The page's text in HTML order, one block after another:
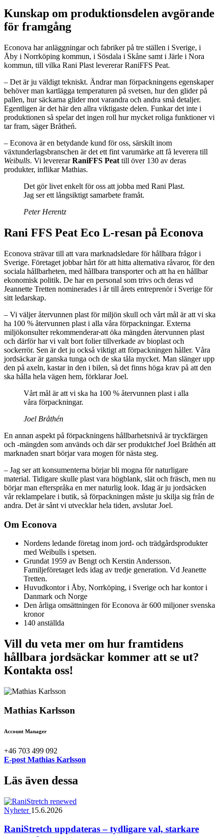
Kunskap om produktionsdelen avgörande
för framgång
Econova har anläggningar och fabriker på tre ställen i Sverige, i
Åby i Norrköping kommun, i Sösdala i Skåne samt i Järle i Nora
kommun, till vilka Rani Plast levererar RaniFFS Peat.
– Det är ju väldigt tekniskt. Ändrar man förpackningens egenskaper
behöver man kartlägga temperaturen på svetsen, hur den glider på
pallen, hur säckarna glider mot varandra och andra små detaljer.
Egentligen är det här den allra viktigaste delen. Funkar det inte i
produktionen så spelar det ingen roll hur mycket roliga funktioner vi
tar fram, säger Bråtheń.
– Econova är en betydande kund för oss, särskilt inom
växtunderlagsbranschen är det ett fint varumärke att få leverera till
Weibulls. Vi levererarRaniFFS Peat till över 130 av deras
produkter, inflikar Mathias.
Det gör livet enkelt för oss att jobba med Rani Plast.
Jag ser ett långsiktigt samarbete framåt.
Peter Herentz
Rani FFS Peat Eco L-resan på Econova
Econova strävar till att vara marknadsledare för hållbara frågor i
Sverige. Företaget jobbar hårt för att hitta alternativa råvaror, för den
sociala hållbarheten, med hållbara transporter och att ha en hållbar
ekonomisk politik. De har en personal som trivs och deras vd
Jeannette Tretten nominerades i år till årets entreprenör i Sverige för
sitt ledarskap.
– Vi väljer återvunnen plast för miljön skull och vårt mål är att vi ska
ha 100 % återvunnen plast i alla våra förpackningar. Externa
miljökonsulter rekommenderar att öka mängden återvunnen plast
och därför har vi valt bort folier tillverkade av bioplast och
sockerrör. Sen är det ju också viktigt att förpackningen håller. Våra
jordsäckar är ganska tunga och de ska tåla mycket. Man slänger upp
den på axeln, kastar in den i bilen, så det finns höga krav på att den
ska hålla hela vägen hem, förklarar Joel.
Vårt mål är att vi ska ha 100 % återvunnen plast i alla
våra förpackningar.
Joel Bråthén
En annan aspekt på förpackningens hållbarhetsnivå är tryckfärgen
och -mängden som används och där ser produktchef Joel Bråthén att
marknaden snart börjar vara mogen för nästa steg.
– Jag ser att konsumenterna börjar bli mogna för naturligare
material. Tidigare skulle plast vara högblank, slät och fräsch, men nu
börjar man efterspråka en mer naturlig look. Idag är ju jordsäcken
vår reklampelare i butik, så förpackningen måste ju skilja sig från de
andra. Det är sånt vi utvecklar hela tiden, avslutar Joel.
Om Econova
Nordens ledande företag inom jord- och trädgårdsprodukter
med Weibulls i spetsen.
Grundat 1959 av Bengt och Kerstin Andersson.
Familjeföretaget leds idag av tredje generation. Vd Jeanette
Tretten.
Huvudkontor i Åby, Norrköping, i Sverige och har kontor i
Danmark och Norge
Den årliga omsättningen för Econova är 600 miljoner svenska
kronor
140 anställda
Vill du veta mer om hur framtidens
hållbara jordsäckar kommer att se ut?
Kontakta oss!
Mathias Karlsson
Account Manager
+46 703 499 092
E-post Mathias Karlsson
Läs även dessa
Nyheter 15.6.2026
RaniStretch uppdateras – tydligare val, starkare